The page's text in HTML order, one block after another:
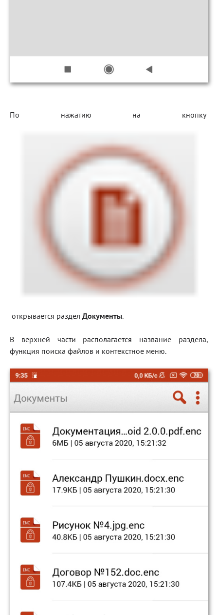
По нажатию на кнопку
открывается раздел Документы.
В верхней части располагается название раздела,
функция поиска файлов и контекстное меню.